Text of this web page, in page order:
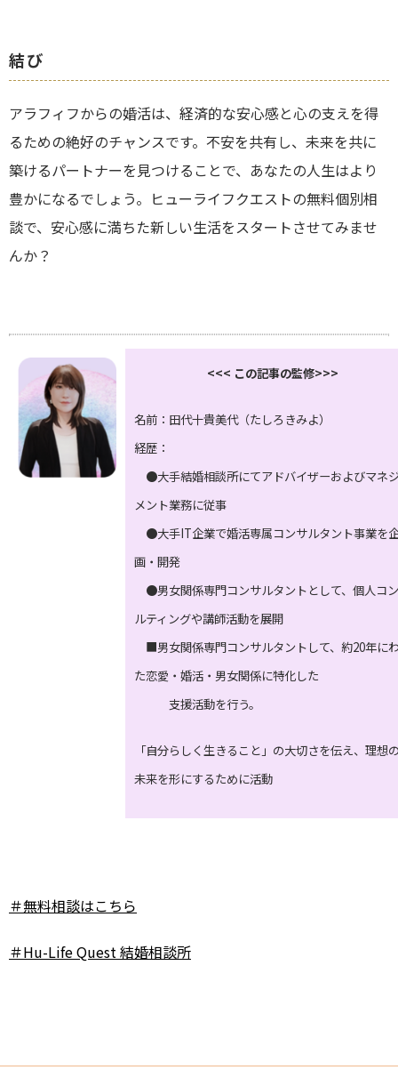
結び
アラフィフからの婚活は、経済的な安心感と心の支えを得
るための絶好のチャンスです。不安を共有し、未来を共に
築けるパートナーを見つけることで、あなたの人生はより
豊かになるでしょう。ヒューライフクエストの無料個別相
談で、安心感に満ちた新しい生活をスタートさせてみませ
んか？
<<< この記事の監修>>>
名前：田代十貴美代（たしろきみよ）
経歴：
●大手結婚相談所にてアドバイザーおよびマネ
メント業務に従事
●大手IT企業で婚活専属コンサルタント事業を
画・開発
●男女関係専門コンサルタントとして、個人コ
ルティングや講師活動を展開
■男女関係専門コンサルタントして、約20年に
た恋愛・婚活・男女関係に特化した
支援活動を行う。
「自分らしく生きること」の大切さを伝え、理想
未来を形にするために活動
＃無料相談はこちら
＃Hu-Life Quest 結婚相談所